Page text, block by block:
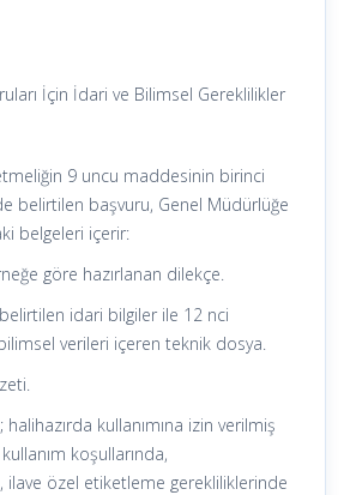
İçin İdari ve Bilimsel Gereklilikler
9 uncu maddesinin birinci
belirtilen başvuru, Genel Müdürlüğe
belgeleri içerir:
göre hazırlanan dilekçe.
idari bilgiler ile 12 nci
verileri içeren teknik dosya.
kullanımına izin verilmiş
koşullarında,
ilave özel etiketleme gerekliliklerinde